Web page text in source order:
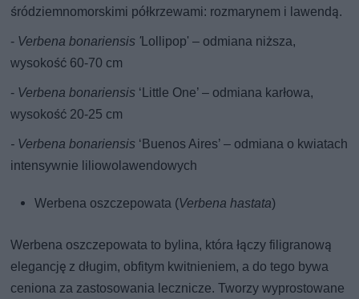
śródziemnomorskimi półkrzewami: rozmarynem i lawendą.
- Verbena bonariensis 'Lollipop' – odmiana niższa,
wysokość 60-70 cm
- Verbena bonariensis ‘Little One’ – odmiana karłowa,
wysokość 20-25 cm
- Verbena bonariensis ‘Buenos Aires’ – odmiana o kwiatach
intensywnie liliowolawendowych
Werbena oszczepowata (Verbena hastata)
Werbena oszczepowata to bylina, która łączy filigranową
elegancję z długim, obfitym kwitnieniem, a do tego bywa
ceniona za zastosowania lecznicze. Tworzy wyprostowane